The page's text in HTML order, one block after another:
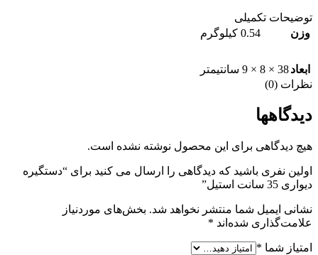
توضیحات تکمیلی
وزن
0.54 کیلوگرم
ابعاد38 × 8 × 9 سانتیمتر
نظرات (0)
دیدگاهها
هیچ دیدگاهی برای این محصول نوشته نشده است.
اولین نفری باشید که دیدگاهی را ارسال می کنید برای “دستگیره
دیواری 35 سانت استیل”
نشانی ایمیل شما منتشر نخواهد شد. بخش‌های موردنیاز
علامت‌گذاری شده‌اند *
امتیاز شما *